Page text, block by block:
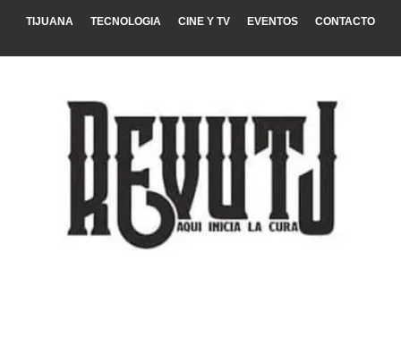
TIJUANA TECNOLOGIA CINE Y TV EVENTOS CONTACTO